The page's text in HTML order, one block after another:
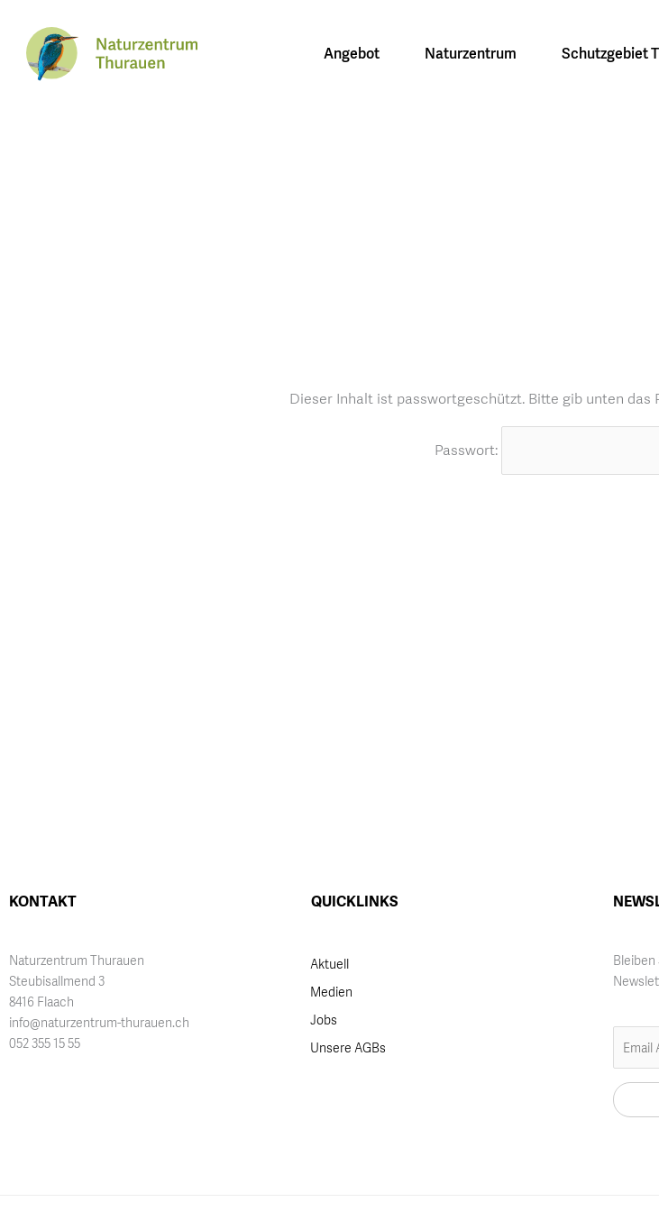
Angebot Naturzentrum Schutzgebiet
Dieser Inhalt ist passwortgeschützt. Bitte gib unten das
Passwort:
KONTAKT
Naturzentrum Thurauen
Steubisallmend 3
8416 Flaach
info@naturzentrum-thurauen.ch
052 355 15 55
QUICKLINKS
Aktuell
Medien
Jobs
Unsere AGBs